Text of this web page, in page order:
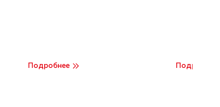
Подробнее Подробнее